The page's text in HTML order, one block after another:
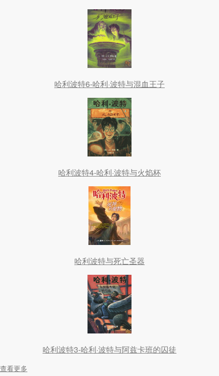
哈利波特6-哈利·波特与混血王子
哈利波特4-哈利·波特与火焰杯
哈利波特与死亡圣器
哈利波特3-哈利·波特与阿兹卡班的囚徒
查看更多